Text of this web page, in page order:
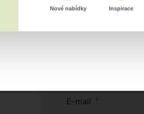
E-mail *
Nové nabídky Inspirace